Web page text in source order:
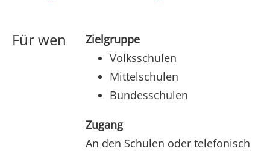
Für wen
Zielgruppe
Volksschulen
Mittelschulen
Bundesschulen
Zugang
An den Schulen oder telefonisch